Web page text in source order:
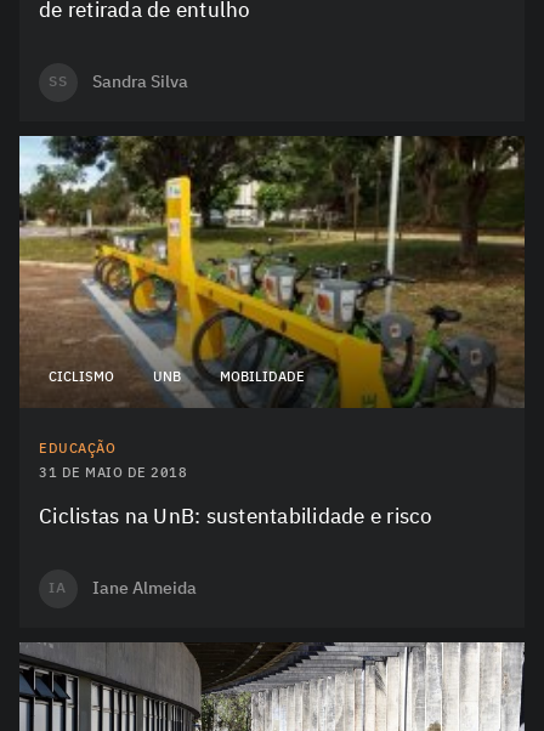
de retirada de entulho
SS Sandra Silva
CICLISMO UNB MOBILIDADE
EDUCAÇÃO
31 DE MAIO DE 2018
Ciclistas na UnB: sustentabilidade e risco
IA Iane Almeida